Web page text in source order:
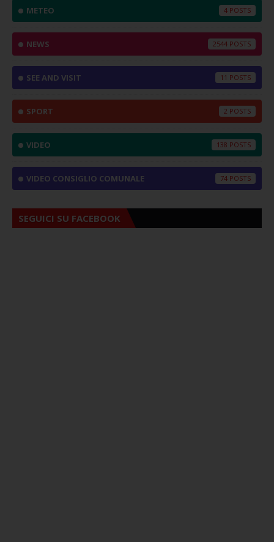
METEO 4
NEWS 2544
SEE AND VISIT 11
SPORT 2
VIDEO 138
VIDEO CONSIGLIO COMUNALE 74
SEGUICI SU FACEBOOK